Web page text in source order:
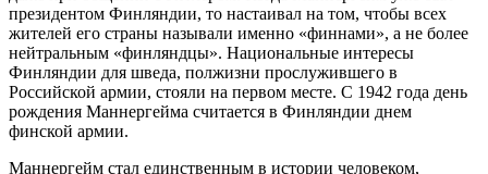
президентом Финляндии, то настаивал на том, чтобы всех
жителей его страны называли именно «финнами», а не более
нейтральным «финляндцы». Национальные интересы
Финляндии для шведа, полжизни прослужившего в
Российской армии, стояли на первом месте. С 1942 года день
рождения Маннергейма считается в Финляндии днем
финской армии.
Маннергейм стал единственным в истории человеком,